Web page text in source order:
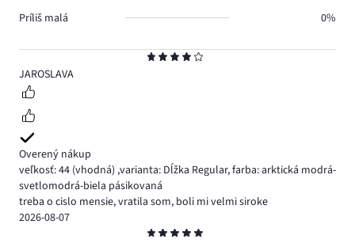
4
JAROSLAVA
Overený nákup
veľkosť: 44 (vhodná) ,varianta: Dĺžka Regular,farba: arktická modrá-
svetlomodrá-biela pásikovaná
treba o cislo mensie, vratila som, boli mi velmi siroke
2026-08-07
Príliš malá
0%